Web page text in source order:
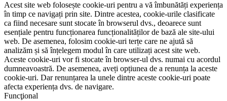
Acest site web folosește cookie-uri pentru a vă îmbunătăți experiența
în timp ce navigați prin site. Dintre acestea, cookie-urile clasificate
ca fiind necesare sunt stocate în browserul dvs., deoarece sunt
esențiale pentru funcționarea funcționalităților de bază ale site-ului
web. De asemenea, folosim cookie-uri terțe care ne ajută să
analizăm și să înțelegem modul în care utilizați acest site web.
Aceste cookie-uri vor fi stocate în browser-ul dvs. numai cu acordul
dumneavoastră. De asemenea, aveți opțiunea de a renunța la aceste
cookie-uri. Dar renunțarea la unele dintre aceste cookie-uri poate
afecta experiența dvs. de navigare.
Funcţional